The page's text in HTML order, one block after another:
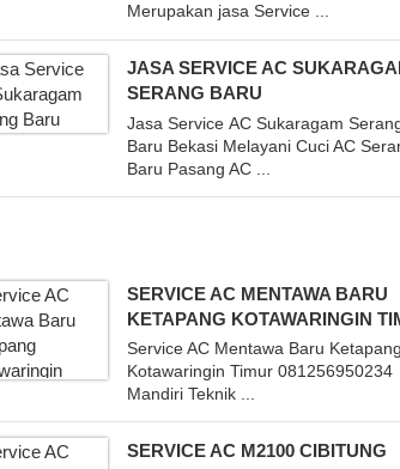
Merupakan jasa Service ...
JASA SERVICE AC
SERANG BARU
Jasa Service AC Sukaragam
Baru Bekasi Melayani Cuci AC
Baru Pasang AC ...
SERVICE AC MENTAWA BARU
KETAPANG KOTAWARINGIN
Service AC Mentawa Baru Ketapang
Kotawaringin Timur 081256950234
Mandiri Teknik ...
SERVICE AC M2100 CIBITUNG